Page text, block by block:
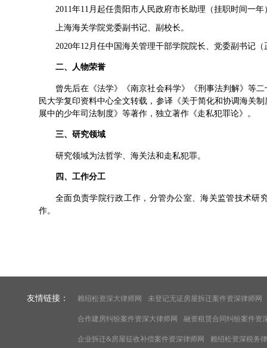
2011年11月起任贵阳市人民政府市长助理（挂职时间一年
上海海关学院党委副书记、副校长。
2020年12月任中国海关管理干部学院院长、党委副书记（
二、人物荣誉
曾先后在《法学》《南京社会科学》《刑事法判解》等
民大学复印资料中心全文转载，参译《关于简化和协调海关
展中的少年司法制度》等著作，独立著作《走私犯罪论》。
三、研究领域
研究领域为法哲学、海关法和走私犯罪。
四、工作分工
全面负责学院行政工作，分管办公室、海关监管技术研
作。
友情链接： 赖绍松资深大律师网 未登记无证房屋拆迁案件资深律师网
合作建房纠纷案件资深大律师网 融资租赁合同纠纷案件资
企业拆迁&房屋征收补偿案件资深律师网 赖绍松资深税务